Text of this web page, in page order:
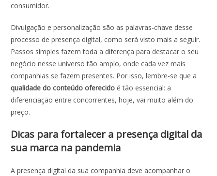
consumidor.
Divulgação e personalização são as palavras-chave desse
processo depresença digital, como será visto mais a seguir.
Passos simples fazem toda a diferença para destacar o seu
negócio nesse universo tão amplo, onde cada vez mais
companhias se fazem presentes. Por isso, lembre-se que a
qualidade do conteúdo oferecido é tão essencial: a
diferenciação entre concorrentes, hoje, vai muito além do
preço.
Dicas para fortalecer a presença digital da
sua marca na pandemia
Apresença digital da sua companhia deve acompanhar o